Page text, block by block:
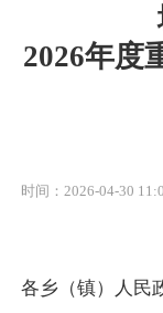
2026年度
时间：2026-04-30
各乡（镇）人民